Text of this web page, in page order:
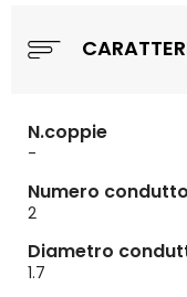
N.coppie
-
Numero
2
Diametro
1.7